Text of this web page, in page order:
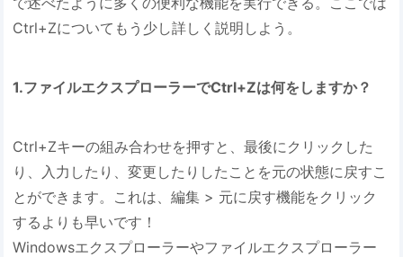
Ctrl+Zについてもう少し詳しく説明しよう。
1.ファイルエクスプローラーでCtrl+Zは何をしますか？
Ctrl+Zキーの組み合わせを押すと、最後にクリックした
り、入力したり、変更したりしたことを元の状態に戻すこ
とができます。これは、編集 > 元に戻す機能をクリック
するよりも早いです！
Windowsエクスプローラーやファイルエクスプローラー